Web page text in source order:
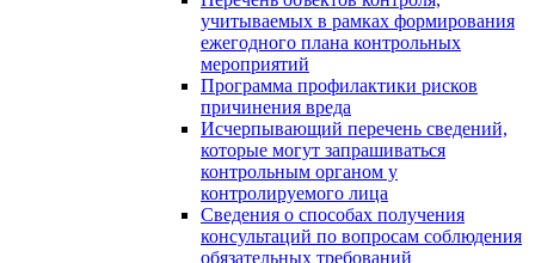
учитываемых в рамках формирования
ежегодного плана контрольных
мероприятий
Программа профилактики рисков
причинения вреда
Исчерпывающий перечень сведений,
которые могут запрашиваться
контрольным органом у
контролируемого лица
Сведения о способах получения
консультаций по вопросам соблюдения
обязательных требований